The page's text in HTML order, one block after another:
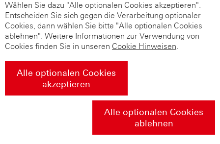
Wählen Sie dazu "Alle optionalen Cookies akzeptieren".
Entscheiden Sie sich gegen die Verarbeitung optionaler
Cookies, dann wählen Sie bitte "Alle optionalen Cookies
ablehnen". Weitere Informationen zur Verwendung von
Cookies finden Sie in unseren Cookie Hinweisen.
Alle optionalen Cookies
akzeptieren
Alle optionalen Cookies
ablehnen